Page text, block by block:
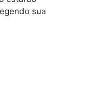
sua